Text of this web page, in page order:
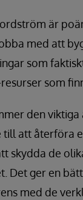
är
med att
som
som
den
till att återföra
skydda de
Det ger en
med de